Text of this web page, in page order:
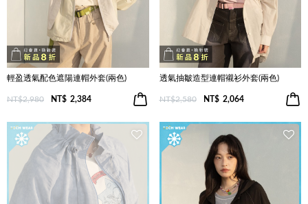
輕盈透氣配色遮陽連帽外套(兩色)
NT$2,980 NT$ 2,384
透氣抽皺造型連帽襯衫外套(兩色)
NT$2,580 NT$ 2,064